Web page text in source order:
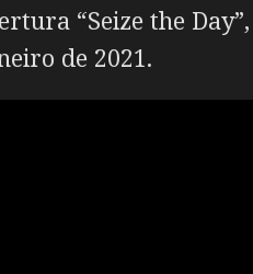
“Seize the
de 2021.